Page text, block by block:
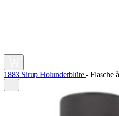
1883 Sirup Holunderblüte - Flasche à